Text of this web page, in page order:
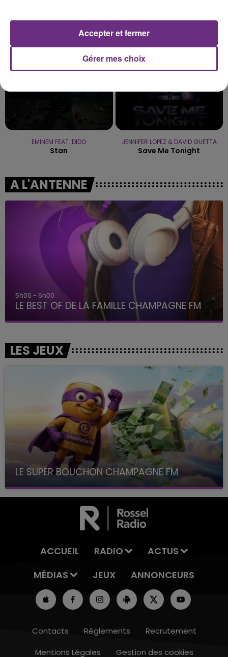
EMINEM FEAT. DIDO
Stan
18h35
18h35
JENNIFER LOPEZ & DAVID GUETTA
Save Me Tonight
A L'ANTENNE
6h00 - 10h00
La Famille
LES JEUX
LE SUPER BOUCHON CHAMPAGNE FM
avec La Famille Champagne FM, à 8H10
ACCUEIL RADIO
ACTUS
MÉDIAS
JEUX ANNONCEURS
Contacts Règlements
Recrutement
Mentions Légales
Gestion des cookies
Gérer mes choix
Accepter et fermer